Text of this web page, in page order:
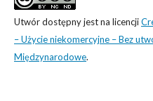
Utwór dostępny jest na licencji
– Użycie niekomercyjne – Bez
Międzynarodowe.